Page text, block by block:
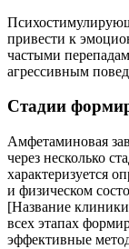
привести к
частыми
агрессивным
Стадии
Амфетаминовая
через несколько
характеризуется
и физическом
[Название
всех этапах
эффективные